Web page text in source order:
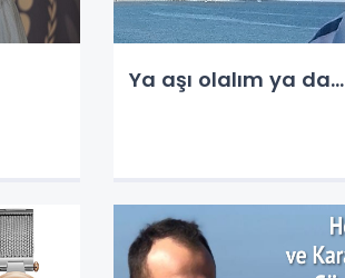
Ya aşı olalım ya da...